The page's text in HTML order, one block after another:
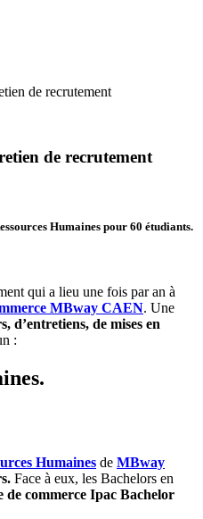
de recrutement
de recrutement
Humaines pour 60 étudiants.
qui a lieu une fois par an à
MBway CAEN. Une
d’entretiens, de mises en
:
Humaines de MBway
Face à eux, les Bachelors en
de commerce Ipac Bachelor